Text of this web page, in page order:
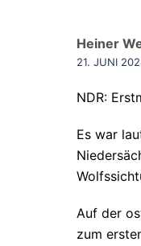
Heiner
21. JUNI
NDR:
Es war
Auf der
zum